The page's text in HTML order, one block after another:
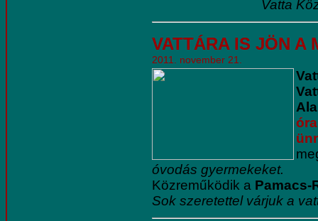
Vatta
VATTÁRA IS JÖN A
2011. november 21.
óvodás gyermekeket.
Közreműködik a Pamacs-
Sok szeretettel várjuk a